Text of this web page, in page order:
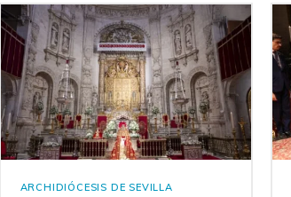
ARCHIDIÓCESIS DE SEVILLA